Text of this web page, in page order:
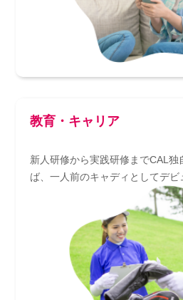
教育・キャリア
新人研修から実践研修までCAL
ば、一人前のキャディとしてデビ